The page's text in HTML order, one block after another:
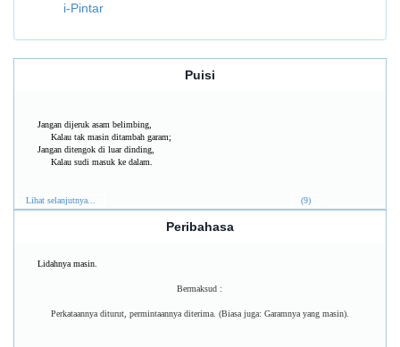
i-Pintar
Puisi
Jangan dijeruk asam belimbing,
Kalau tak masin ditambah garam;
Jangan ditengok di luar dinding,
Kalau sudi masuk ke dalam.
Lihat selanjutnya... (9)
Peribahasa
Lidahnya masin.
Bermaksud :
Perkataannya diturut, permintaannya diterima. (Biasa juga: Garamnya yang masin).